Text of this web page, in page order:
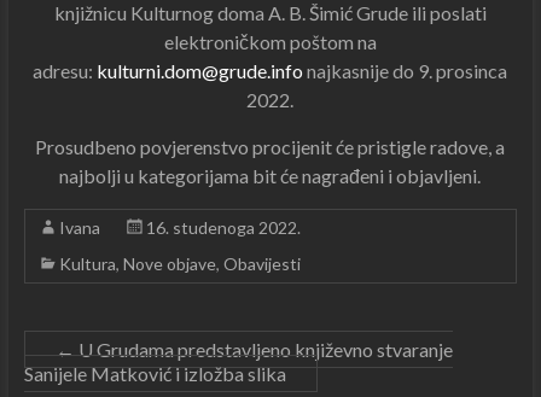
knjižnicu Kulturnog doma A. B. Šimić Grude ili poslati
elektroničkom poštom na
adresu: kulturni.dom@grude.info najkasnije do 9. prosinca
2022.
Prosudbeno povjerenstvo procijenit će pristigle radove, a
najbolji u kategorijama bit će nagrađeni i objavljeni.
Ivana
16. studenoga 2022.
Kultura, Nove objave, Obavijesti
←U Grudama predstavljeno književno stvaranje
Sanijele Matković i izložba slika